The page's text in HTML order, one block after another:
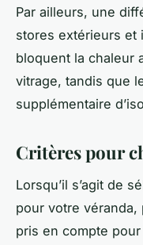
Par ailleurs, une
stores extérieurs et
bloquent la chaleur
vitrage, tandis que
supplémentaire
Critères pour
Lorsqu’il s’agit de
pour votre
pris en compte